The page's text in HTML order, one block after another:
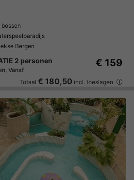
Bergen
2 personen
Vanaf
€ 159
Totaal € 180,50 incl. toeslagen